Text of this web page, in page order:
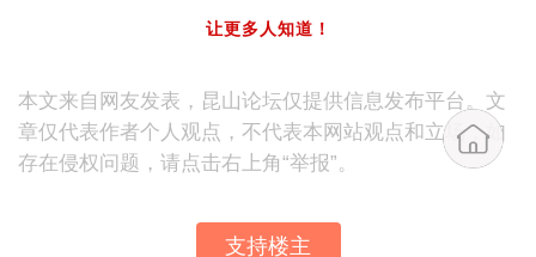
让更多人知道！
本文来自网友发表，昆山论坛仅提供信息发布平台。文
章仅代表作者个人观点，不代表本网站观点和立场，如
存在侵权问题，请点击右上角“举报”。
支持楼主